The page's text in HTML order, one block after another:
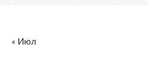
« Июл